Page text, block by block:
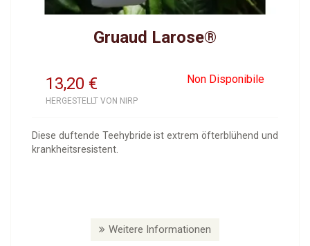
Gruaud Larose®
13,20 Non Disponibile
€
HERGESTELLT VON NIRP
Diese duftende Teehybride ist extrem öfterblühend und
krankheitsresistent.
Weitere Informationen